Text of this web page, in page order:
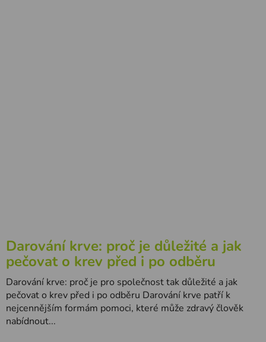
Darování krve: proč je důležité a jak
pečovat o krev před i po odběru
Darování krve: proč je pro společnost tak důležité a jak
pečovat o krev před i po odběru Darování krve patří k
nejcennějším formám pomoci, které může zdravý člověk
nabídnout...